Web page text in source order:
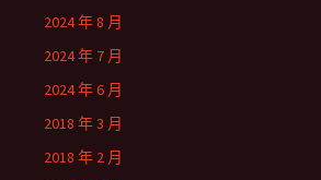
2024 年 8 月
2024 年 7 月
2024 年 6 月
2018 年 3 月
2018 年 2 月